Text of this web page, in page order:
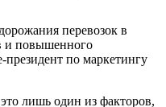
перевозок в
и повышенного
президент по маркетингу
лишь один из факторов,